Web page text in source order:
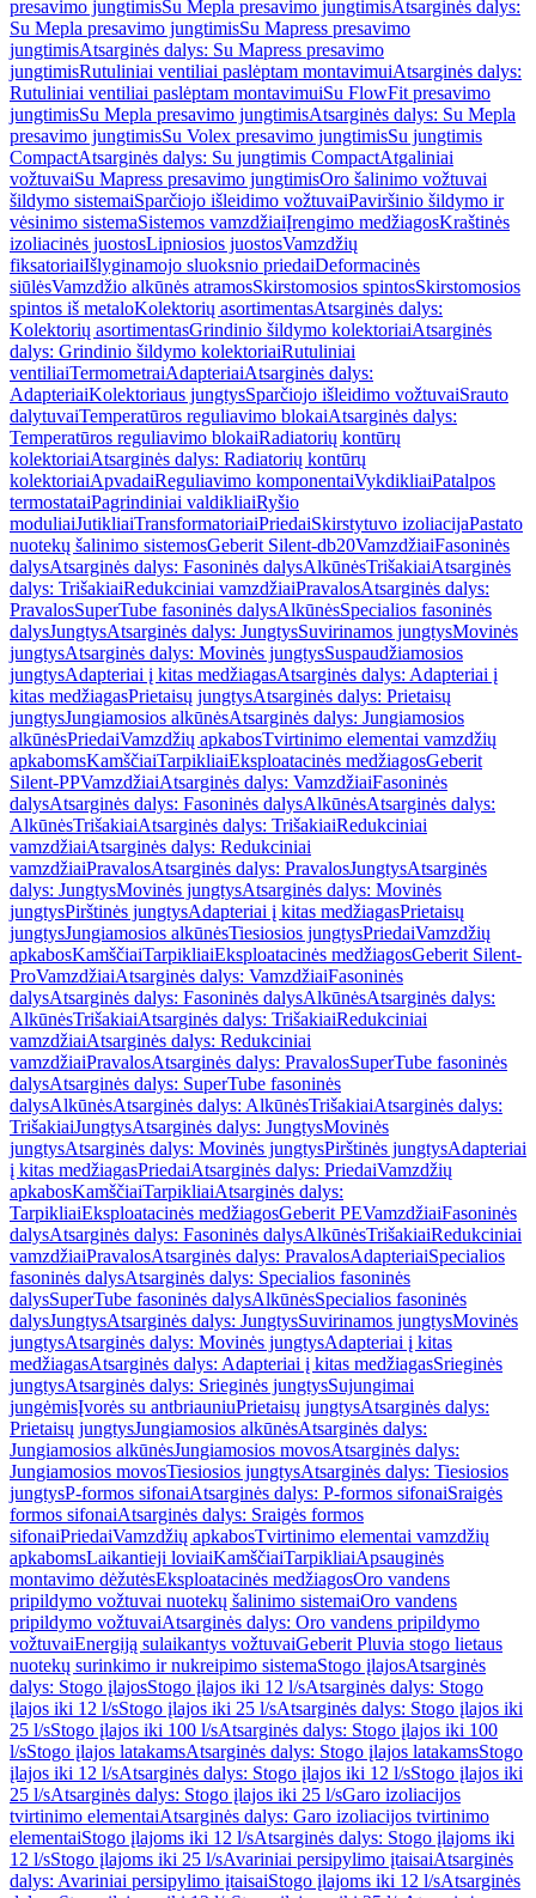
presavimo jungtimisSu Mepla presavimo jungtimisAtsarginės dalys:
Su Mepla presavimo jungtimisSu Mapress presavimo
jungtimisAtsarginės dalys: Su Mapress presavimo
jungtimisRutuliniai ventiliai paslėptam montavimuiAtsarginės dalys:
Rutuliniai ventiliai paslėptam montavimuiSu FlowFit presavimo
jungtimisSu Mepla presavimo jungtimisAtsarginės dalys: Su Mepla
presavimo jungtimisSu Volex presavimo jungtimisSu jungtimis
CompactAtsarginės dalys: Su jungtimis CompactAtgaliniai
vožtuvaiSu Mapress presavimo jungtimisOro šalinimo vožtuvai
šildymo sistemaiSparčiojo išleidimo vožtuvaiPaviršinio šildymo ir
vėsinimo sistemaSistemos vamzdžiaiĮrengimo medžiagosKraštinės
izoliacinės juostosLipniosios juostosVamzdžių
fiksatoriaiIšlyginamojo sluoksnio priedaiDeformacinės
siūlėsVamzdžio alkūnės atramosSkirstomosios spintosSkirstomosios
spintos iš metaloKolektorių asortimentasAtsarginės dalys:
Kolektorių asortimentasGrindinio šildymo kolektoriaiAtsarginės
dalys: Grindinio šildymo kolektoriaiRutuliniai
ventiliaiTermometraiAdapteriaiAtsarginės dalys:
AdapteriaiKolektoriaus jungtysSparčiojo išleidimo vožtuvaiSrauto
dalytuvaiTemperatūros reguliavimo blokaiAtsarginės dalys:
Temperatūros reguliavimo blokaiRadiatorių kontūrų
kolektoriaiAtsarginės dalys: Radiatorių kontūrų
kolektoriaiApvadaiReguliavimo komponentaiVykdikliaiPatalpos
termostataiPagrindiniai valdikliaiRyšio
moduliaiJutikliaiTransformatoriaiPriedaiSkirstytuvo izoliacijaPastato
nuotekų šalinimo sistemosGeberit Silent-db20VamzdžiaiFasoninės
dalysAtsarginės dalys: Fasoninės dalysAlkūnėsTrišakiaiAtsarginės
dalys: TrišakiaiRedukciniai vamzdžiaiPravalosAtsarginės dalys:
PravalosSuperTube fasoninės dalysAlkūnėsSpecialios fasoninės
dalysJungtysAtsarginės dalys: JungtysSuvirinamos jungtysMovinės
jungtysAtsarginės dalys: Movinės jungtysSuspaudžiamosios
jungtysAdapteriai į kitas medžiagasAtsarginės dalys: Adapteriai į
kitas medžiagasPrietaisų jungtysAtsarginės dalys: Prietaisų
jungtysJungiamosios alkūnėsAtsarginės dalys: Jungiamosios
alkūnėsPriedaiVamzdžių apkabosTvirtinimo elementai vamzdžių
apkabomsKamščiaiTarpikliaiEksploatacinės medžiagosGeberit
Silent-PPVamzdžiaiAtsarginės dalys: VamzdžiaiFasoninės
dalysAtsarginės dalys: Fasoninės dalysAlkūnėsAtsarginės dalys:
AlkūnėsTrišakiaiAtsarginės dalys: TrišakiaiRedukciniai
vamzdžiaiAtsarginės dalys: Redukciniai
vamzdžiaiPravalosAtsarginės dalys: PravalosJungtysAtsarginės
dalys: JungtysMovinės jungtysAtsarginės dalys: Movinės
jungtysPirštinės jungtysAdapteriai į kitas medžiagasPrietaisų
jungtysJungiamosios alkūnėsTiesiosios jungtysPriedaiVamzdžių
apkabosKamščiaiTarpikliaiEksploatacinės medžiagosGeberit Silent-
ProVamzdžiaiAtsarginės dalys: VamzdžiaiFasoninės
dalysAtsarginės dalys: Fasoninės dalysAlkūnėsAtsarginės dalys:
AlkūnėsTrišakiaiAtsarginės dalys: TrišakiaiRedukciniai
vamzdžiaiAtsarginės dalys: Redukciniai
vamzdžiaiPravalosAtsarginės dalys: PravalosSuperTube fasoninės
dalysAtsarginės dalys: SuperTube fasoninės
dalysAlkūnėsAtsarginės dalys: AlkūnėsTrišakiaiAtsarginės dalys:
TrišakiaiJungtysAtsarginės dalys: JungtysMovinės
jungtysAtsarginės dalys: Movinės jungtysPirštinės jungtysAdapteriai
į kitas medžiagasPriedaiAtsarginės dalys: PriedaiVamzdžių
apkabosKamščiaiTarpikliaiAtsarginės dalys:
TarpikliaiEksploatacinės medžiagosGeberit PEVamzdžiaiFasoninės
dalysAtsarginės dalys: Fasoninės dalysAlkūnėsTrišakiaiRedukciniai
vamzdžiaiPravalosAtsarginės dalys: PravalosAdapteriaiSpecialios
fasoninės dalysAtsarginės dalys: Specialios fasoninės
dalysSuperTube fasoninės dalysAlkūnėsSpecialios fasoninės
dalysJungtysAtsarginės dalys: JungtysSuvirinamos jungtysMovinės
jungtysAtsarginės dalys: Movinės jungtysAdapteriai į kitas
medžiagasAtsarginės dalys: Adapteriai į kitas medžiagasSrieginės
jungtysAtsarginės dalys: Srieginės jungtysSujungimai
jungėmisĮvorės su antbriauniuPrietaisų jungtysAtsarginės dalys:
Prietaisų jungtysJungiamosios alkūnėsAtsarginės dalys:
Jungiamosios alkūnėsJungiamosios movosAtsarginės dalys:
Jungiamosios movosTiesiosios jungtysAtsarginės dalys: Tiesiosios
jungtysP-formos sifonaiAtsarginės dalys: P-formos sifonaiSraigės
formos sifonaiAtsarginės dalys: Sraigės formos
sifonaiPriedaiVamzdžių apkabosTvirtinimo elementai vamzdžių
apkabomsLaikantieji loviaiKamščiaiTarpikliaiApsauginės
montavimo dėžutėsEksploatacinės medžiagosOro vandens
pripildymo vožtuvai nuotekų šalinimo sistemaiOro vandens
pripildymo vožtuvaiAtsarginės dalys: Oro vandens pripildymo
vožtuvaiEnergiją sulaikantys vožtuvaiGeberit Pluvia stogo lietaus
nuotekų surinkimo ir nukreipimo sistemaStogo įlajosAtsarginės
dalys: Stogo įlajosStogo įlajos iki 12 l/sAtsarginės dalys: Stogo
įlajos iki 12 l/sStogo įlajos iki 25 l/sAtsarginės dalys: Stogo įlajos iki
25 l/sStogo įlajos iki 100 l/sAtsarginės dalys: Stogo įlajos iki 100
l/sStogo įlajos latakamsAtsarginės dalys: Stogo įlajos latakamsStogo
įlajos iki 12 l/sAtsarginės dalys: Stogo įlajos iki 12 l/sStogo įlajos iki
25 l/sAtsarginės dalys: Stogo įlajos iki 25 l/sGaro izoliacijos
tvirtinimo elementaiAtsarginės dalys: Garo izoliacijos tvirtinimo
elementaiStogo įlajoms iki 12 l/sAtsarginės dalys: Stogo įlajoms iki
12 l/sStogo įlajoms iki 25 l/sAvariniai persipylimo įtaisaiAtsarginės
dalys: Avariniai persipylimo įtaisaiStogo įlajoms iki 12 l/sAtsarginės